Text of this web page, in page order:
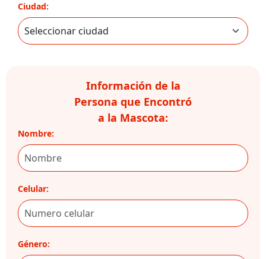
Ciudad:
Información de la
Persona que Encontró
a la Mascota:
Nombre:
Celular:
Género: